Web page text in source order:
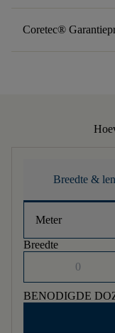
Coretec®
Breedte &
Meter
Breedte
BENODIGDE